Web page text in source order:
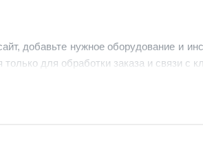
добавьте нужное оборудование и
для обработки заказа и связи с
чтобы подтвердить заявку, уточнить